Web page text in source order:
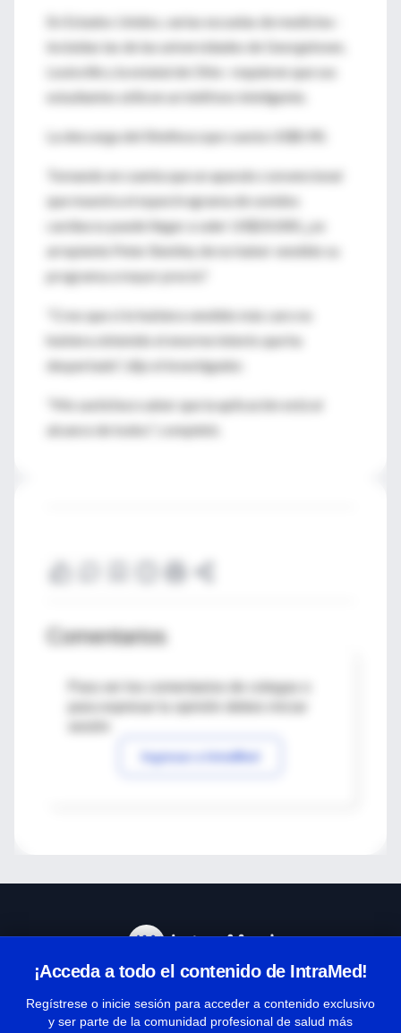
En Estados Unidos, varias escuelas de medicina -
incluidas las de las universidades de Georgetown,
Louisville y la estatal de Ohio- requieren que sus
estudiantes utilicen un teléfono inteligente.
La descarga del iStethoscope cuesta US$0.90.
Tomando en cuenta que un aparato convencional
que muestra el espectrograma de sonidos
cardíacos puede llegar a valer US$20.000, ¿se
arrepiente Peter Bentley de no haber vendido su
programa a mayor precio?
"Creo que si lo hubiera vendido más caro no
hubiera obtenido el enorme interés que ha
despertado", dijo el investigador.
"Me sastisface saber que la aplicación está al
alcance de todos", completó.
Comentarios
Para ver los comentarios de colegas o
Ingresar a IntraMed
¡Acceda a todo el contenido de IntraMed!
Regístrese o inicie sesión para acceder a contenido exclusivo
y ser parte de la comunidad profesional de salud más